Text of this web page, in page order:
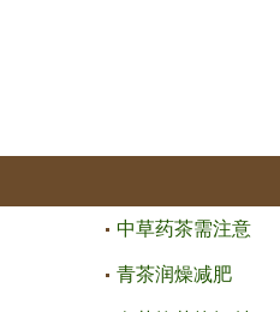
中草药茶需注意
青茶润燥减肥